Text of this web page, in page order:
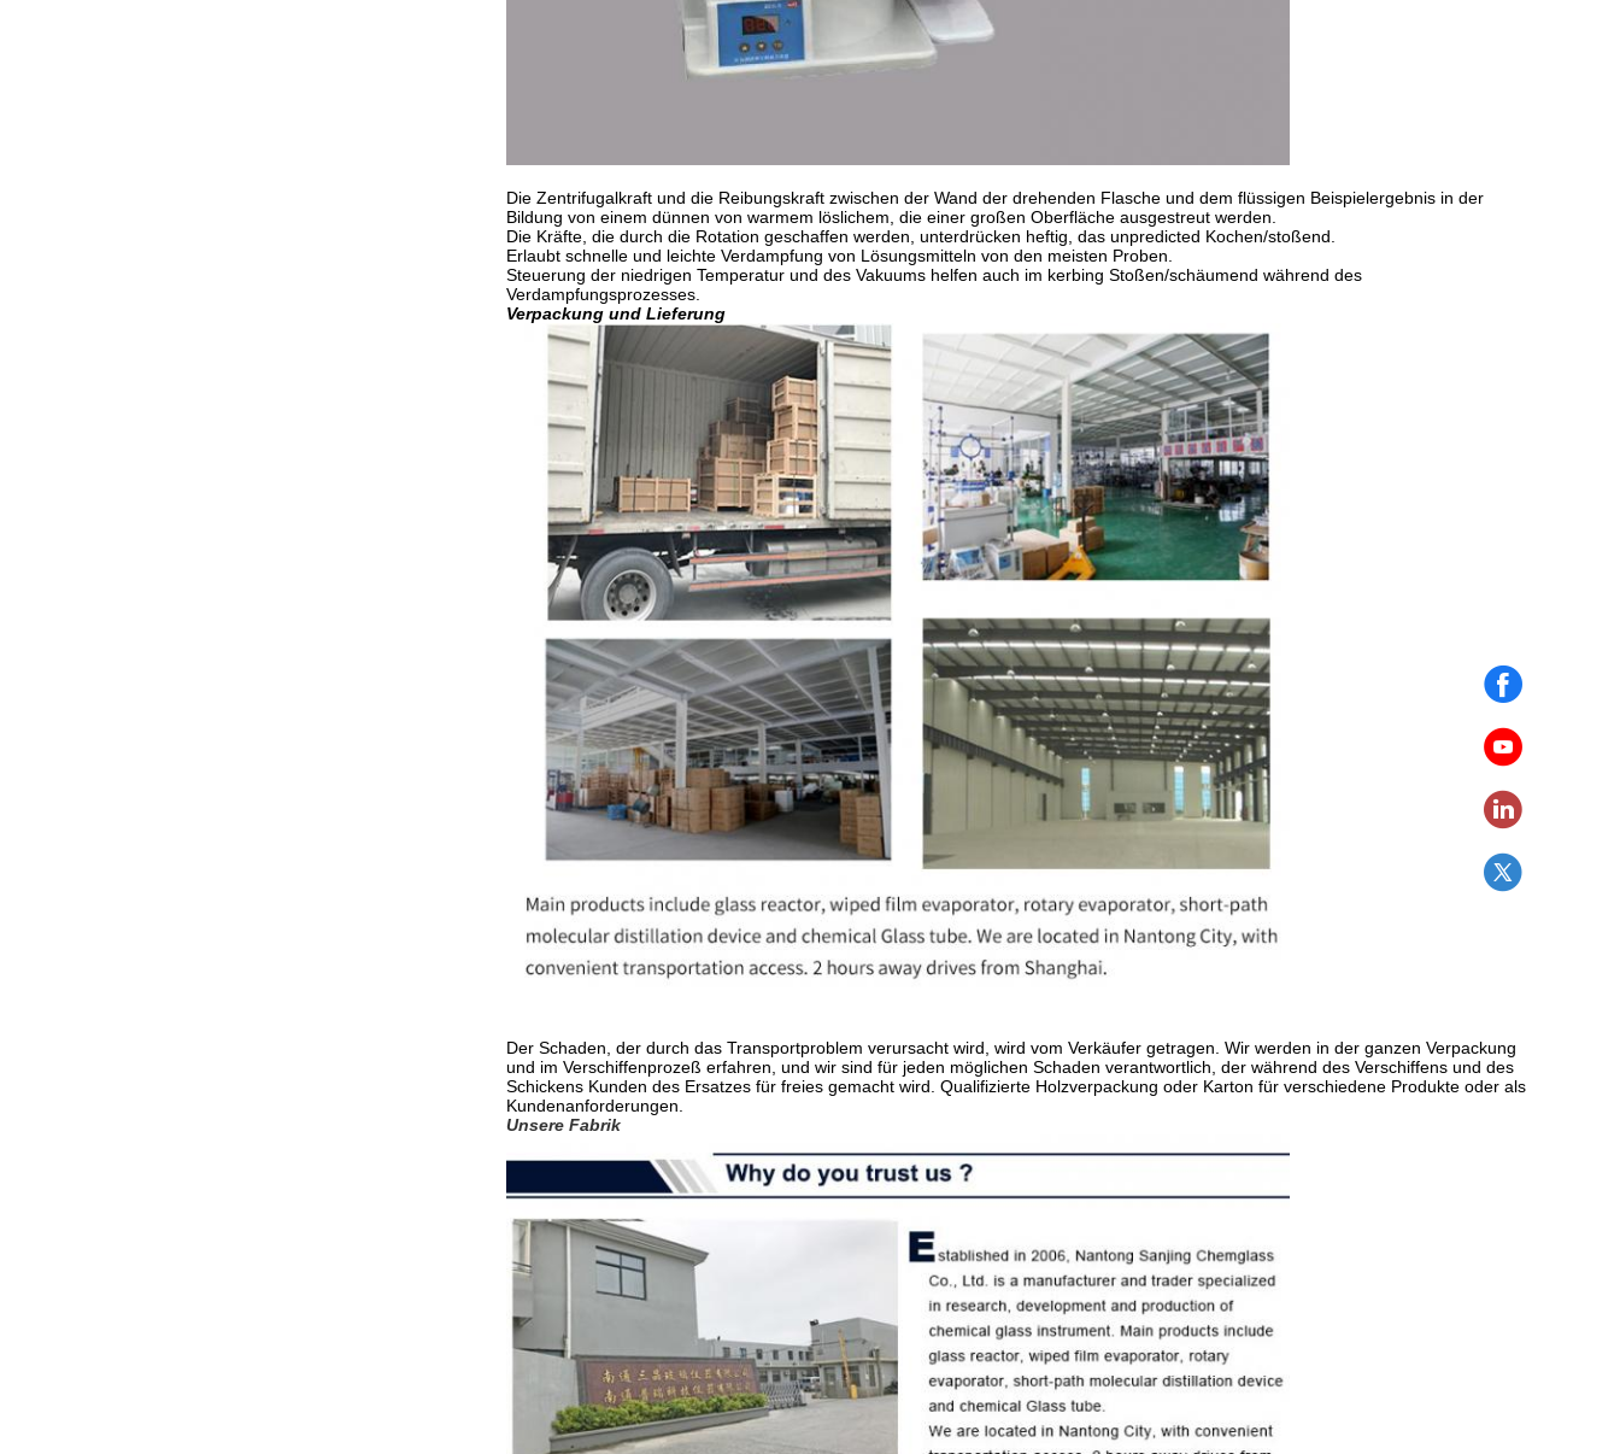
Die Zentrifugalkraft und die Reibungskraft zwischen der Wand der drehenden Flasche und dem flüssigen Beispielergebnis in der
Bildung von einem dünnen von warmem löslichem, die einer großen Oberfläche ausgestreut werden.
Die Kräfte, die durch die Rotation geschaffen werden, unterdrücken heftig, das unpredicted Kochen/stoßend.
Erlaubt schnelle und leichte Verdampfung von Lösungsmitteln von den meisten Proben.
Steuerung der niedrigen Temperatur und des Vakuums helfen auch im kerbing Stoßen/schäumend während des
Verdampfungsprozesses.
Verpackung und Lieferung
Der Schaden, der durch das Transportproblem verursacht wird, wird vom Verkäufer getragen. Wir werden in der ganzen Verpackung
und im Verschiffenprozeß erfahren, und wir sind für jeden möglichen Schaden verantwortlich, der während des Verschiffens und des
Schickens Kunden des Ersatzes für freies gemacht wird. Qualifizierte Holzverpackung oder Karton für verschiedene Produkte oder als
Kundenanforderungen.
Unsere Fabrik